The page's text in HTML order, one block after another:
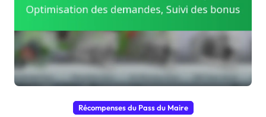
Récompenses du Pass du Maire